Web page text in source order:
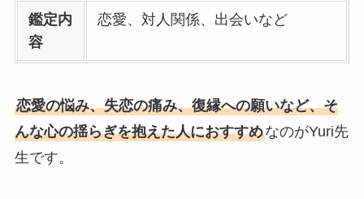
鑑定内
容
恋愛、対人関係、出会いなど
恋愛の悩み、失恋の痛み、復縁への願いなど、そ
んな心の揺らぎを抱えた人におすすめなのがYuri先
生です。